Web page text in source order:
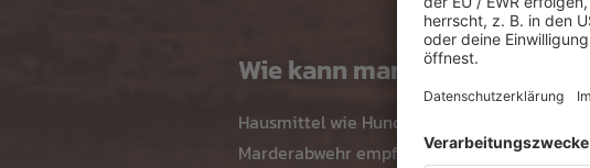
Wie kann man die Tiere von
Hausmittel wie Hunde- und Katzenhaare,
Marderabwehr empfohlen. Diese Mittel